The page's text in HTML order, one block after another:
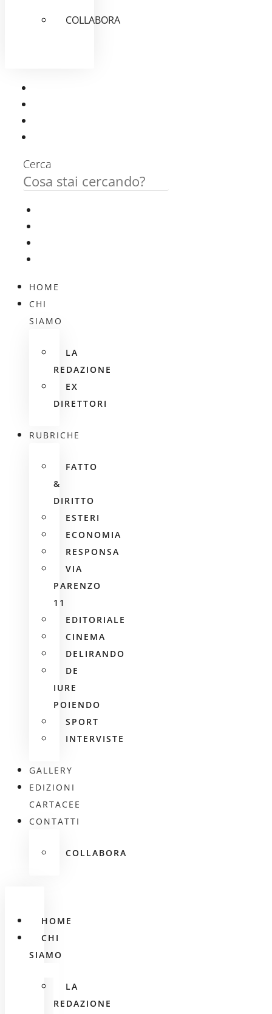
COLLABORA
Cerca
HOME
CHI
SIAMO
LA
REDAZIONE
EX
DIRETTORI
RUBRICHE
FATTO
&
DIRITTO
ESTERI
ECONOMIA
RESPONSA
VIA
PARENZO
11
EDITORIALE
CINEMA
DELIRANDO
DE
IURE
POIENDO
SPORT
INTERVISTE
GALLERY
EDIZIONI
CARTACEE
CONTATTI
COLLABORA
HOME
CHI
SIAMO
LA
REDAZIONE